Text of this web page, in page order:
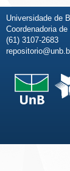
Universidade de
Coordenadoria
(61) 3107-2683